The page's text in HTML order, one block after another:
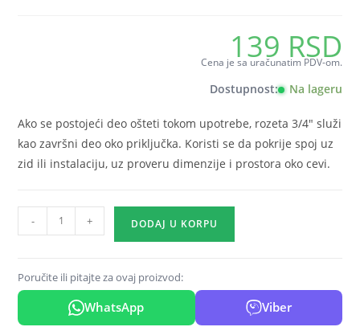
139 RSD
Cena je sa uračunatim PDV-om.
Dostupnost: Na lageru
Ako se postojeći deo ošteti tokom upotrebe, rozeta 3/4″ služi
kao završni deo oko priključka. Koristi se da pokrije spoj uz
zid ili instalaciju, uz proveru dimenzije i prostora oko cevi.
3/4"
- + DODAJ U KORPU
Poručite ili pitajte za ovaj proizvod:
WhatsApp Viber